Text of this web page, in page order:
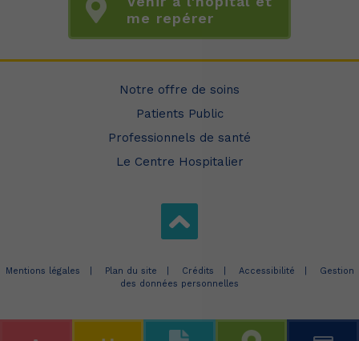
me repérer
Notre offre de soins
Patients Public
Professionnels de santé
Le Centre Hospitalier
Mentions légales Plan du site Crédits Accessibilité
Gestion
des données personnelles